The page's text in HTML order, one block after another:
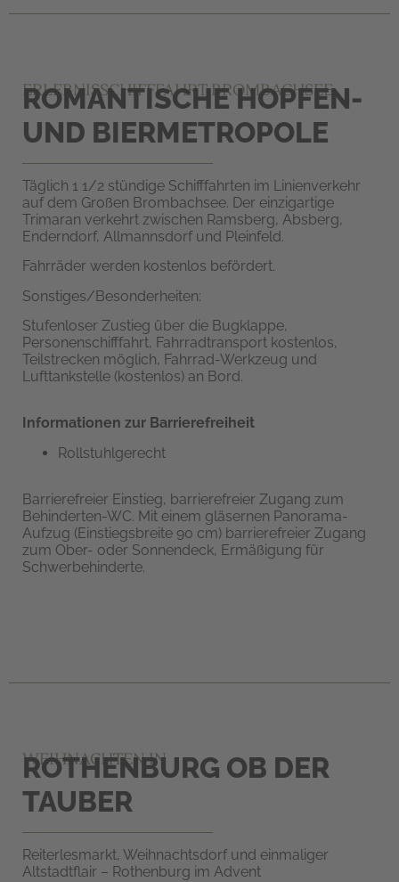
ERLEBNISSCHIFFFAHRT BROMBACHSEE
ROMANTISCHE HOPFEN-
UND BIERMETROPOLE
Täglich 1 1/2 stündige Schifffahrten im Linienverkehr
auf dem Großen Brombachsee. Der einzigartige
Trimaran verkehrt zwischen Ramsberg, Absberg,
Enderndorf, Allmannsdorf und Pleinfeld.
Fahrräder werden kostenlos befördert.
Sonstiges/Besonderheiten:
Stufenloser Zustieg über die Bugklappe,
Personenschifffahrt, Fahrradtransport kostenlos,
Teilstrecken möglich, Fahrrad-Werkzeug und
Lufttankstelle (kostenlos) an Bord.
Informationen zur Barrierefreiheit
Rollstuhlgerecht
Barrierefreier Einstieg, barrierefreier Zugang zum
Behinderten-WC. Mit einem gläsernen Panorama-
Aufzug (Einstiegsbreite 90 cm) barrierefreier Zugang
zum Ober- oder Sonnendeck, Ermäßigung für
Schwerbehinderte.
WEIHNACHTEN IN
ROTHENBURG OB DER
TAUBER
Reiterlesmarkt, Weihnachtsdorf und einmaliger
Altstadtflair – Rothenburg im Advent